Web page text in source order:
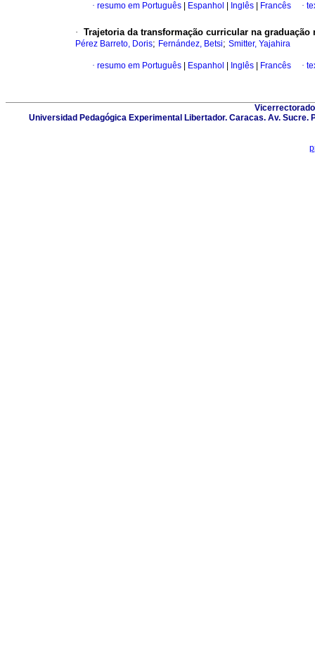
· resumo em Português Espanhol Inglês Francês ·
· Trajetoria da transformação curricular na
Pérez Barreto, Doris; Fernández, Betsi; Smitter, Yajahira
· resumo em Português Espanhol Inglês Francês ·
Universidad Pedagógica Experimental Libertador. Caracas. Av. Sucre.